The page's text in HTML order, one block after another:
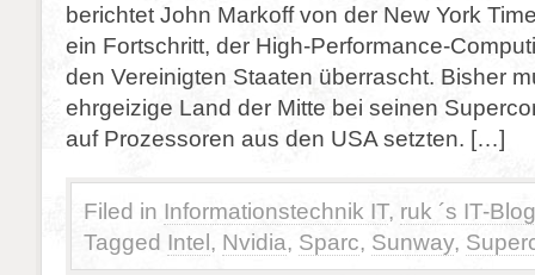
berichtet John Markoff von der New York
ein Fortschritt, der High-Performance-
den Vereinigten Staaten überrascht. Bisher
ehrgeizige Land der Mitte bei seinen
auf Prozessoren aus den USA setzten. […]
Filed in Informationstechnik IT, ruk ´s IT-Blog
Tagged Intel, Nvidia, Sparc, Sunway,